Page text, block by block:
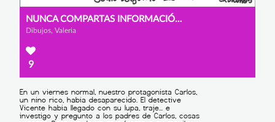
NUNCA COMPARTAS INFORMACIÓN CON EXTRAÑOS
Dibujos, Valeria
9